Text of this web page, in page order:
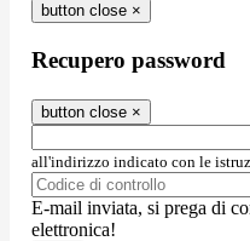
button close ×
Recupero password
button close ×
all'indirizzo indicato con le
E-mail inviata, si prega di
elettronica!